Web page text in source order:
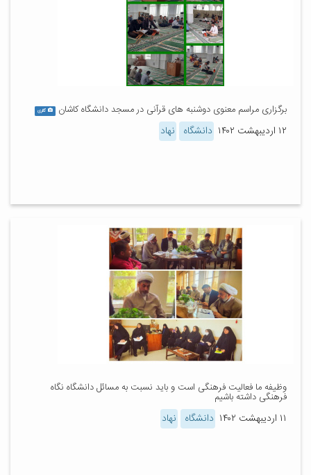
برگزاری مراسم معنوی دوشنبه های قرآنی در مسجد دانشگاه کاشان گالری
۱۲ اردیبهشت ۱۴۰۲ دانشگاه نهاد
وظیفه ما فعالیت فرهنگی است و باید نسبت به مسائل دانشگاه نگاه
فرهنگی داشته باشیم
۱۱ اردیبهشت ۱۴۰۲ دانشگاه نهاد